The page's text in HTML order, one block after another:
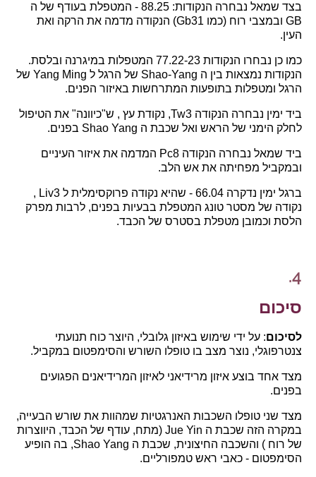
בצד שמאל נבחרה הנקודות: 88.25 - המטפלת בעודף של ה
GB ובמצבי רוח (כמו Gb31) הנקודה מדמה את הרקה ואת
העין.
כמו כן נבחרו הנקודות 77.22-23 המטפלות במיגרנה ובלסת.
הנקודות נמצאות בין ה Shao-Yang של הרגל ל Yang Ming של
הרגל ומטפלות בתופעות המתרחשות באיזור הפנים.
ביד ימין נבחרה הנקודה Tw3, נקודת עץ , ש"כיוונה" את הטיפול
לחלק הימני של הראש ואל שכבת ה Shao Yang בפנים.
ביד שמאל נבחרה הנקודה Pc8 המדמה את איזור העיניים
ובמקביל מפחיתה את אש הלב.
ברגל ימין נדקרה 66.04 - שהיא נקודה פרוקסימלית ל Liv3 ,
נקודה של מסטר טונג המטפלת בבעיות בפנים, לרבות מפרק
הלסת וכמובן מטפלת בסטרס של הכבד.
4.
סיכום
לסיכום: על ידי שימוש באיזון גלובלי, היוצר כוח תנועתי
צנטרפוגלי, נוצר מצב בו טופלו השורש והסימפטום במקביל.
מצד אחד בוצע איזון מרידיאני לאיזון המרידיאנים הפגועים
בפנים.
מצד שני טופלו השכבות האנרגטיות שמהוות את שורש הבעייה,
במקרה הזה שכבת ה Jue Yin (מתח, עודף של הכבד, היווצרות
של רוח ) והשכבה החיצונית, שכבת ה Shao Yang, בה הופיע
הסימפטום - כאבי ראש טמפורליים.